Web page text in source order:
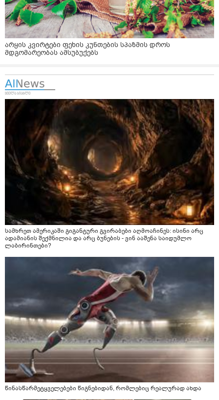
არყის კვირტები ფეხის კუნთების სპაზმის დროს
მდგომარეობას ამსუბუქებს
სამხრეთ ამერიკაში გიგანტური გვირაბები აღმოაჩინეს: ისინი არც
ადამიანის შექმნილია და არც ბუნების - ვინ ააშენა საიდუმლო
ლაბირინთები?
წინასწარმეტყველებები წიგნებიდან, რომლებიც რეალურად ახდა